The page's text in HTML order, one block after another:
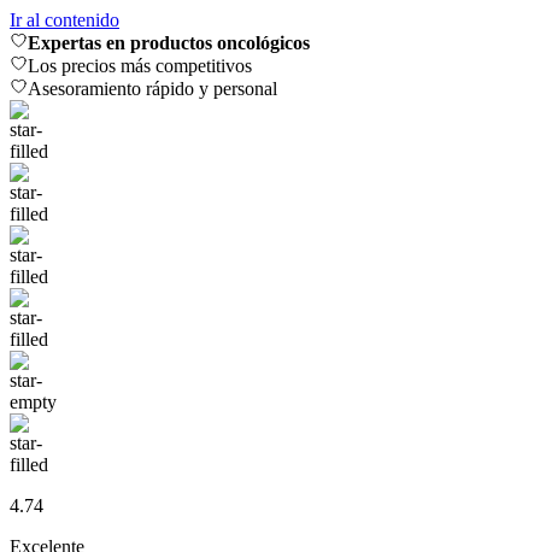
Ir al contenido
Expertas en productos oncológicos
Los precios más competitivos
Asesoramiento rápido y personal
4.74
Excelente